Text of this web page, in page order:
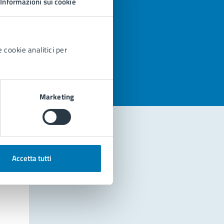
cookie analitici per
Marketing
Accetta tutti